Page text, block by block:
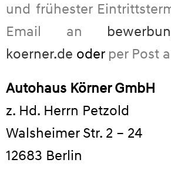
und frühester
Email an
koerner.de oder per Post
Autohaus Körner GmbH
z. Hd. Herrn Petzold
Walsheimer Str. 2 – 24
12683 Berlin